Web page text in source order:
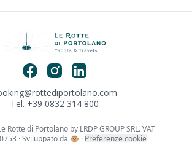
Tel. +39 0832 314 800
Rotte di Portolano by LRDP GROUP SRL. VAT
· Sviluppato da 🐵 · Preferenze cookie